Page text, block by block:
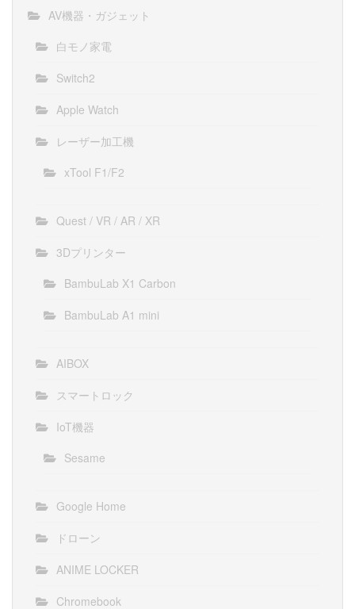
AV機器・ガジェット
白モノ家電
Switch2
Apple Watch
レーザー加工機
xTool F1/F2
Quest / VR / AR / XR
3Dプリンター
BambuLab X1 Carbon
BambuLab A1 mini
AIBOX
スマートロック
IoT機器
Sesame
Google Home
ドローン
ANIME LOCKER
Chromebook